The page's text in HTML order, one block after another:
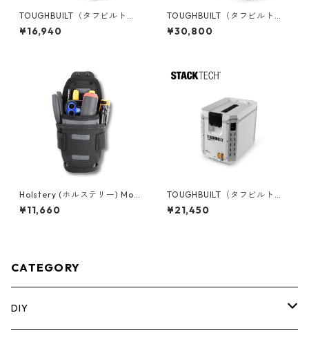
TOUGHBUILT（タフビルト）S
TACK TECH(スタックテック)
ツールボックス50 TB-B1-B-5
¥16,940
TOUGHBUILT（タフビルト）S
TACK TECH(スタックテック)
ウィールツールボックス70 TB
¥30,800
Holstery (ホルステリー) Mod
ポーチミニ HLS2080
¥11,660
TOUGHBUILT（タフビルト）S
TACK TECH(スタックテック)
ハードクーラー16qt TB-B1-C-
¥21,450
CATEGORY
DIY